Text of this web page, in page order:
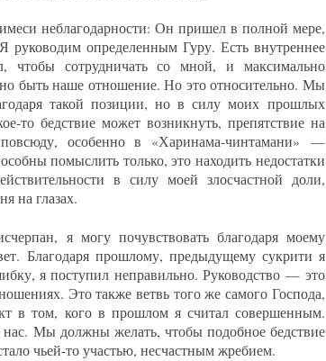
неблагодарности: Он пришел в полной мере,
определенным Гуру. Есть внутреннее
чтобы сотрудничать со мной, и максимально
быть наше отношение. Но это относительно. Мы
такой позиции, но в силу моих прошлых
то бедствие может возникнуть, препятствие на
особенно в «Харинама-чинтамани» —
помыслить только, это находить недостатки
в силу моей злосчастной доли,
на глазах.
я могу почувствовать благодаря моему
Благодаря прошлому, предыдущему сукрити я
я поступил неправильно. Руководство — это
Это также ветвь того же самого Господа,
в том, кого в прошлом я считал совершенным.
нас. Мы должны желать, чтобы подобное бедствие
чьей-то участью, несчастным жребием.